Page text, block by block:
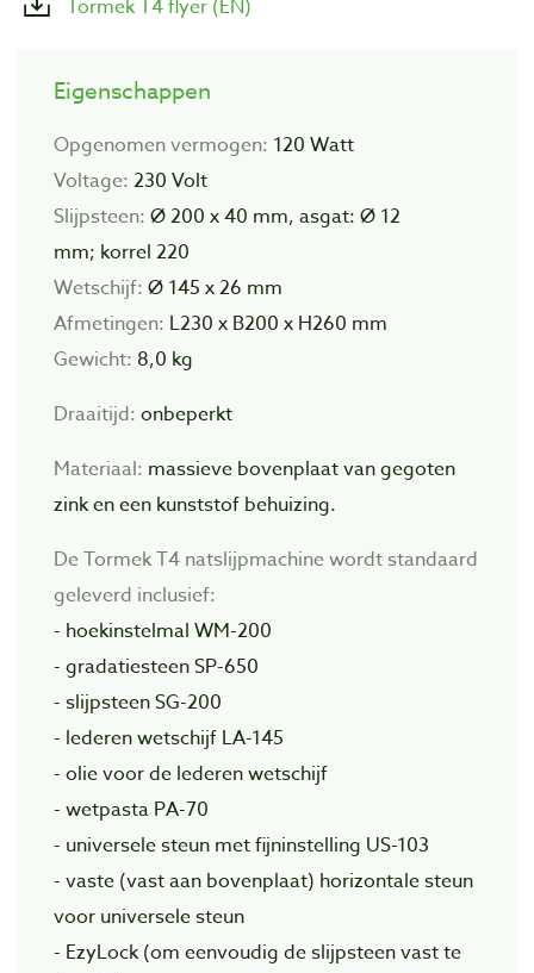
Tormek T4 flyer (EN)
Eigenschappen
Opgenomen vermogen: 120 Watt
Voltage: 230 Volt
Slijpsteen: Ø 200 x 40 mm, asgat: Ø 12
mm; korrel 220
Wetschijf: Ø 145 x 26 mm
Afmetingen: L230 x B200 x H260 mm
Gewicht: 8,0 kg
Draaitijd: onbeperkt
Materiaal: massieve bovenplaat van gegoten
zink en een kunststof behuizing.
De Tormek T4 natslijpmachine wordt standaard
geleverd inclusief:
- hoekinstelmal WM-200
- gradatiesteen SP-650
- slijpsteen SG-200
- lederen wetschijf LA-145
- olie voor de lederen wetschijf
- wetpasta PA-70
- universele steun met fijninstelling US-103
- vaste (vast aan bovenplaat) horizontale steun
voor universele steun
- EzyLock (om eenvoudig de slijpsteen vast te